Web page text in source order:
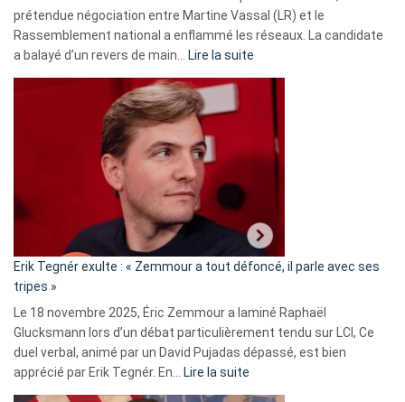
prétendue négociation entre Martine Vassal (LR) et le
Rassemblement national a enflammé les réseaux. La candidate
a balayé d’un revers de main…
Lire la suite
d’alliance
secrète
«
C’est
fake
news
»
Erik Tegnér exulte : « Zemmour a tout défoncé, il parle avec ses
tripes »
Le 18 novembre 2025, Éric Zemmour a laminé Raphaël
Glucksmann lors d’un débat particulièrement tendu sur LCI, Ce
duel verbal, animé par un David Pujadas dépassé, est bien
apprécié par Erik Tegnér. En…
Lire la suite